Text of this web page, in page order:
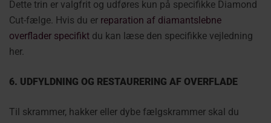
Dette trin er valgfrit og udføres kun på specifikke Diamond
Cut-fælge. Hvis du er reparation af diamantslebne
overflader specifikt du kan læse den specifikke vejledning
her.
6. UDFYLDNING OG RESTAURERING AF OVERFLADE
Til skrammer, hakker eller dybe fælgskrammer skal du